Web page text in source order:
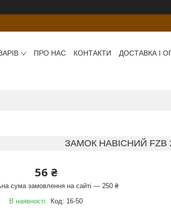
ПРО НАС КОНТАКТИ
ДОСТАВКА І
ЗАМОК НАВІСНИЙ FZB
56 ₴
сума замовлення на сайті — 250 ₴
В наявності
Код: 16-50